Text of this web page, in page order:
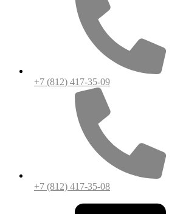
+7 (812) 417-35-09
+7 (812) 417-35-08